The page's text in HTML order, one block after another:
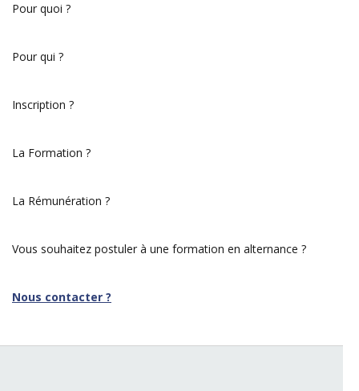
Pour quoi ?
Pour qui ?
Inscription ?
La Formation ?
La Rémunération ?
Vous souhaitez postuler à une formation en alternance ?
Nous contacter ?